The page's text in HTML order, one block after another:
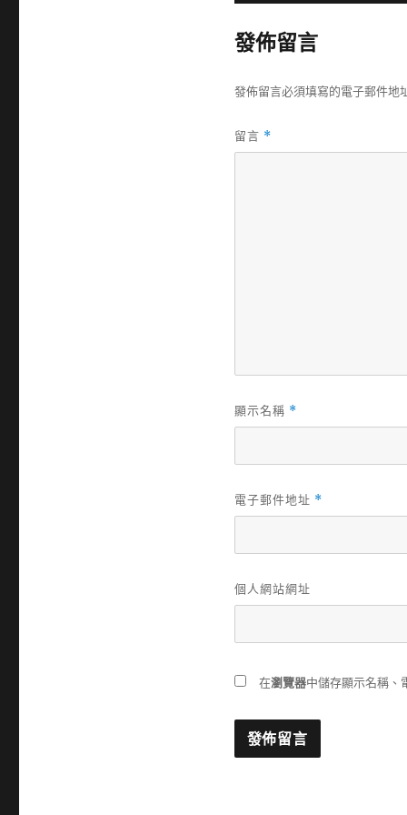
發佈留言
發佈留言必須填寫的電子郵件地
留言 *
顯示名稱 *
電子郵件地址 *
個人網站網址
在瀏覽器中儲存顯示名稱、